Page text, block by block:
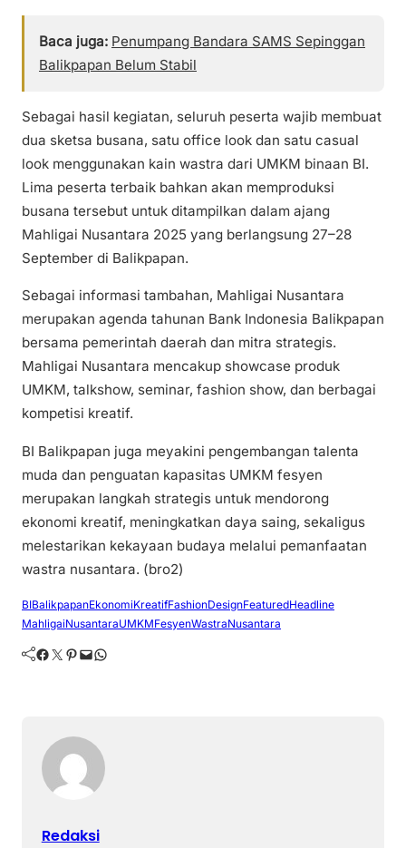
Baca juga: Penumpang Bandara SAMS Sepinggan
Balikpapan Belum Stabil
Sebagai hasil kegiatan, seluruh peserta wajib membuat
dua sketsa busana, satu office look dan satu casual
look menggunakan kain wastra dari UMKM binaan BI.
Lima peserta terbaik bahkan akan memproduksi
busana tersebut untuk ditampilkan dalam ajang
Mahligai Nusantara 2025 yang berlangsung 27–28
September di Balikpapan.
Sebagai informasi tambahan, Mahligai Nusantara
merupakan agenda tahunan Bank Indonesia Balikpapan
bersama pemerintah daerah dan mitra strategis.
Mahligai Nusantara mencakup showcase produk
UMKM, talkshow, seminar, fashion show, dan berbagai
kompetisi kreatif.
BI Balikpapan juga meyakini pengembangan talenta
muda dan penguatan kapasitas UMKM fesyen
merupakan langkah strategis untuk mendorong
ekonomi kreatif, meningkatkan daya saing, sekaligus
melestarikan kekayaan budaya melalui pemanfaatan
wastra nusantara. (bro2)
BIBalikpapanEkonomiKreatifFashionDesignFeaturedHeadline
MahligaiNusantaraUMKMFesyenWastraNusantara
Facebook Twitter Pinterest Mail WhatsApp
Redaksi